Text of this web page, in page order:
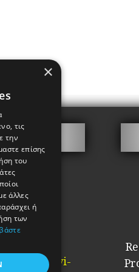
Psyrri
×
τις
την
επίσης
του
άλλες
ή
των